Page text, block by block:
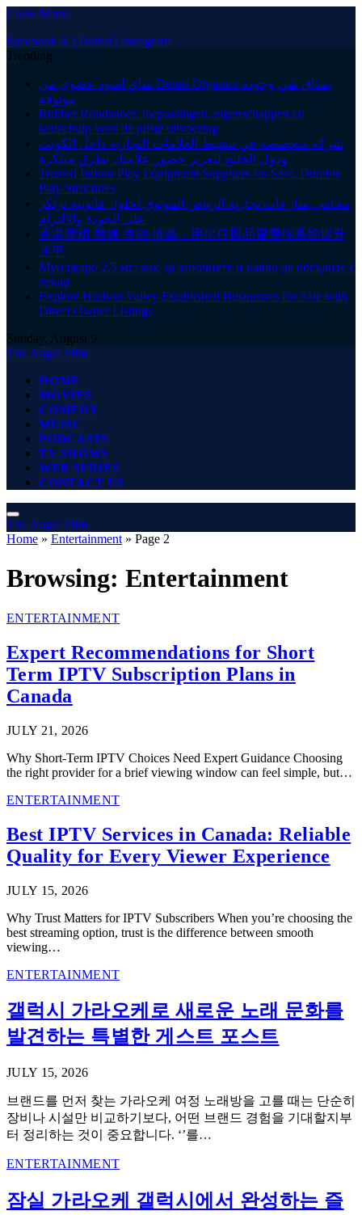
Close Menu
Facebook X (Twitter) Instagram
Trending
شاي أسود عضوي من Demis Organics بمذاق نقي وجودة
موثوقة
Rubber Rondsnoer: toepassingen, eigenschappen en
keuzehulp voor de juiste uitvoering
شركة متخصصة في تنشيط العلامات التجارية داخل الكويت
ودول الخليج لتعزيز حضور علامتك بطرق مبتكرة
Trusted Indoor Play Equipment Suppliers for Safe, Durable
Play Structures
محامي منازعات تجارية الرياض الموثوق لحلول قانونية ترتكز
على الجودة والالتزام
香港圍棋 教練 導師 推薦：用信任與品質帶你系統提升
水平
Мунджаро 2.5 мг: как да започнете и какво да обсъдите с
лекар
Explore Hudson Valley Established Businesses for Sale with
Direct Owner Listings
Sunday, August 9
The Angel Film
HOME
MOVIES
COMEDY
MUSIC
PODCASTS
TV SHOWS
WEB SERIES
CONTACT US
The Angel Film
Home » Entertainment » Page 2
Browsing: Entertainment
ENTERTAINMENT
Expert Recommendations for Short
Term IPTV Subscription Plans in
Canada
JULY 21, 2026
Why Short-Term IPTV Choices Need Expert Guidance Choosing
the right provider for a brief viewing window can feel simple, but…
ENTERTAINMENT
Best IPTV Services in Canada: Reliable
Quality for Every Viewer Experience
JULY 15, 2026
Why Trust Matters for IPTV Subscribers When you’re choosing the
best streaming option, trust is the difference between smooth
viewing…
ENTERTAINMENT
갤럭시 가라오케로 새로운 노래 문화를
발견하는 특별한 게스트 포스트
JULY 15, 2026
브랜드를 먼저 찾는 가라오케 여정 노래방을 고를 때는 단순히
장비나 시설만 비교하기보다, 어떤 브랜드 경험을 기대할지부
터 정리하는 것이 중요합니다. ‘’를…
ENTERTAINMENT
잠실 가라오케 갤럭시에서 완성하는 즐